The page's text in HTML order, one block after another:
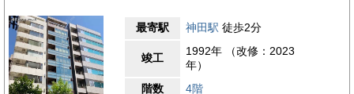
の支店、ATMが周辺に点在しており、入出金や振込、各種手続
きを業務動線の中で行いやすい立地です。経理業務や資金管理を
日常的に行う企業にとって、複数の金融機関を用途に応じて使い
分けられる点は大きな利便性となります。さらに、郵便局も近隣
にあり、契約書や請求書などの発送、各種郵便手続きをスムーズ
に行える環境が整っています。移動負担を抑えながら実務を進め
最寄駅 神田駅 徒歩2分
竣工
1992年 （改修：2023
年）
階数
4階